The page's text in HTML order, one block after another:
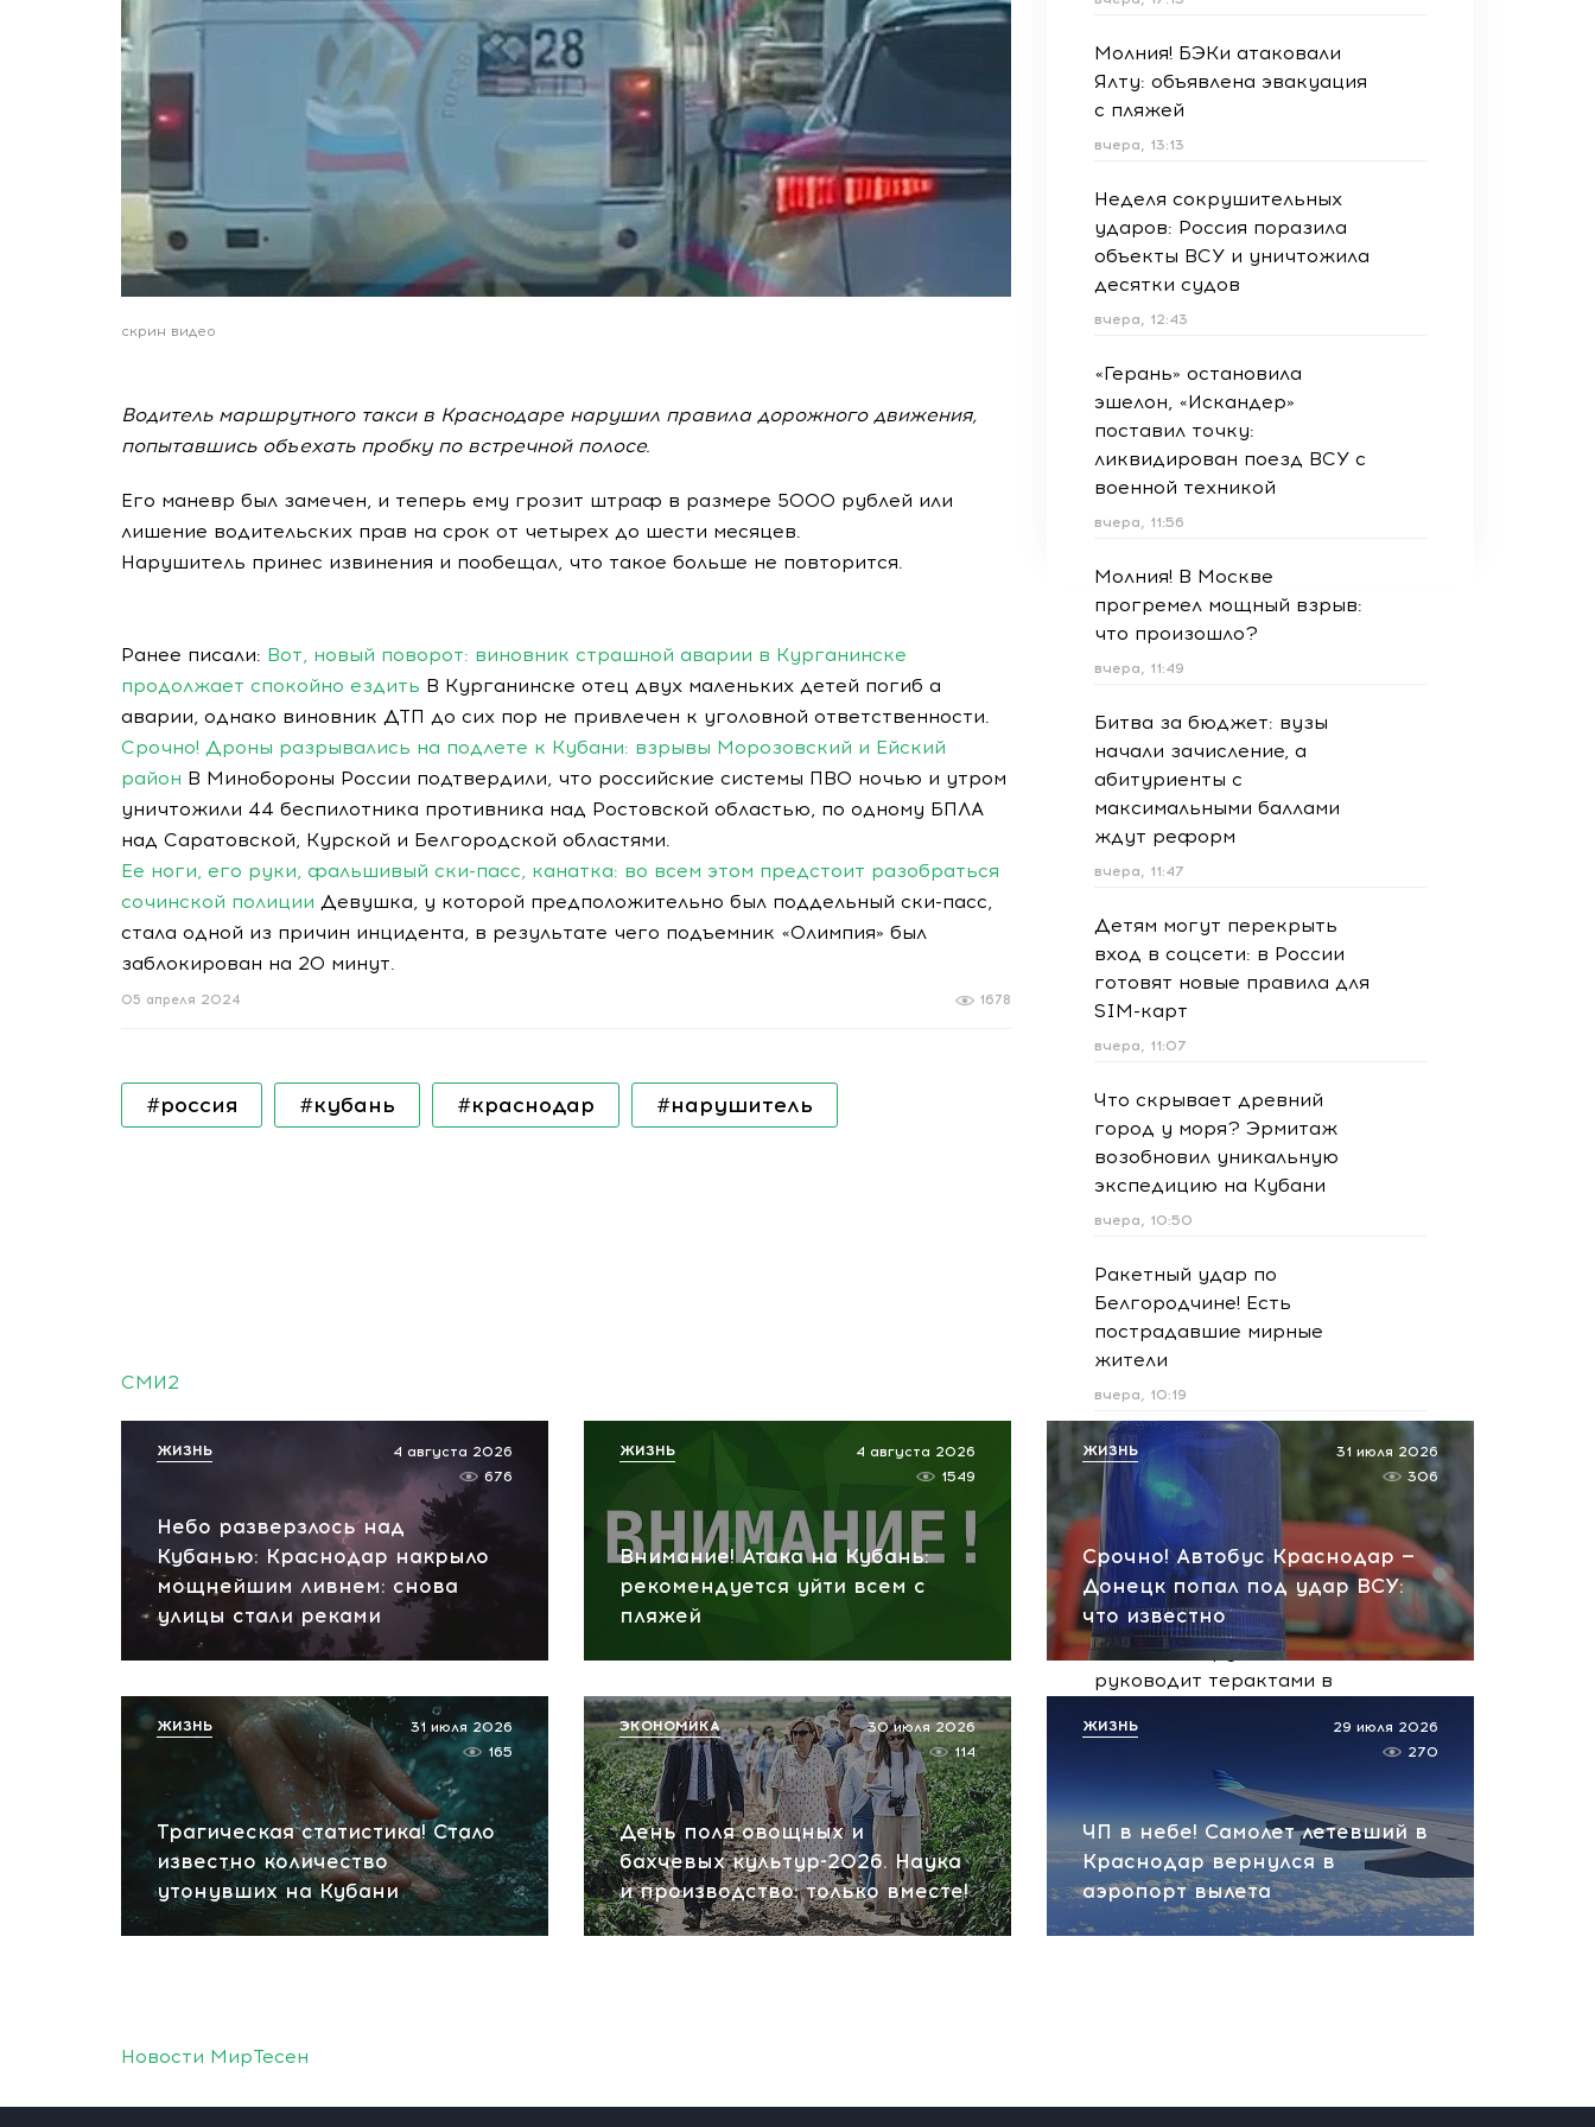
скрин видео
Водитель маршрутного такси в Краснодаре нарушил правила дорожного движения,
попытавшись объехать пробку по встречной полосе.
Его маневр был замечен, и теперь ему грозит штраф в размере 5000 рублей или
лишение водительских прав на срок от четырех до шести месяцев.
Нарушитель принес извинения и пообещал, что такое больше не повторится.
Ранее писали: Вот, новый поворот: виновник страшной аварии в Курганинске
продолжает спокойно ездить В Курганинске отец двух маленьких детей погиб а
аварии, однако виновник ДТП до сих пор не привлечен к уголовной ответственности.
Срочно! Дроны разрывались на подлете к Кубани: взрывы Морозовский и Ейский
район В Минобороны России подтвердили, что российские системы ПВО ночью и утром
уничтожили 44 беспилотника противника над Ростовской областью, по одному БПЛА
над Саратовской, Курской и Белгородской областями.
Ее ноги, его руки, фальшивый ски-пасс, канатка: во всем этом предстоит разобраться
сочинской полиции Девушка, у которой предположительно был поддельный ски-пасс,
стала одной из причин инцидента, в результате чего подъемник «Олимпия» был
заблокирован на 20 минут.
1678
05 апреля 2024
#россия #кубань #краснодар #нарушитель
Молния! БЭКи атаковали
Ялту: объявлена эвакуация
с пляжей
вчера, 13:13
Неделя сокрушительных
ударов: Россия поразила
объекты ВСУ и уничтожила
десятки судов
вчера, 12:43
«Герань» остановила
эшелон, «Искандер»
поставил точку:
ликвидирован поезд ВСУ с
военной техникой
вчера, 11:56
Молния! В Москве
прогремел мощный взрыв:
что произошло?
вчера, 11:49
Битва за бюджет: вузы
начали зачисление, а
абитуриенты с
максимальными баллами
ждут реформ
вчера, 11:47
Детям могут перекрыть
вход в соцсети: в России
готовят новые правила для
SIM-карт
вчера, 11:07
Что скрывает древний
город у моря? Эрмитаж
возобновил уникальную
экспедицию на Кубани
вчера, 10:50
Ракетный удар по
Белгородчине! Есть
пострадавшие мирные
жители
вчера, 10:19
Срочно! В Геленджике и
Новороссийске громко -
работает ПВО:
рекомендуется уйти с
пляжей
вчера, 10:13
НАТО планирует и
руководит терактами в
заявление хакеров
СМИ2
Небо разверзлось над
Кубанью: Краснодар накрыло
мощнейшим ливнем: снова
улицы стали реками
4 августа 2026
676
ЖИЗНЬ
Внимание! Атака на Кубань:
рекомендуется уйти всем с
пляжей
4 августа 2026
1549
ЖИЗНЬ
Срочно! Автобус Краснодар —
Донецк попал под удар ВСУ:
что известно
31 июля 2026
306
ЖИЗНЬ
Трагическая статистика! Стало
известно количество
утонувших на Кубани
31 июля 2026
165
ЖИЗНЬ
День поля овощных и
бахчевых культур-2026. Наука
и производство: только вместе!
30 июля 2026
114
ЭКОНОМИКА
ЧП в небе! Самолет летевший в
Краснодар вернулся в
аэропорт вылета
29 июля 2026
270
ЖИЗНЬ
Новости МирТесен